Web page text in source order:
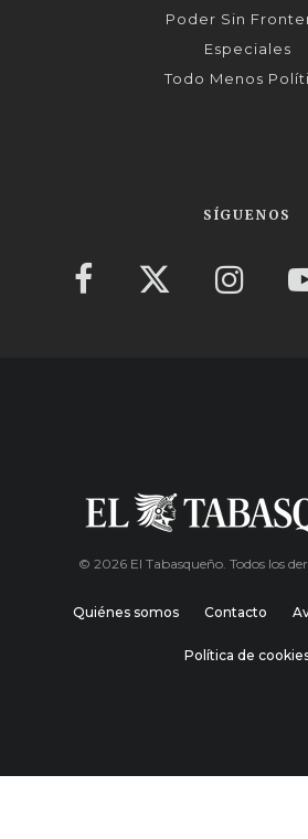
Poder Sin
Especiales
Todo Menos
SÍGUENOS
© 2026 El Tabasqueño. Todos los
Quiénes somos Contacto
Política de